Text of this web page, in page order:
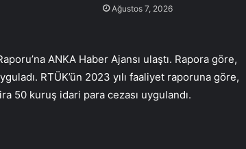
Ağustos 7, 2026
ANKA Haber Ajansı ulaştı. Rapora göre,
RTÜK’ün 2023 yılı faaliyet raporuna göre,
50 kuruş idari para cezası uygulandı.